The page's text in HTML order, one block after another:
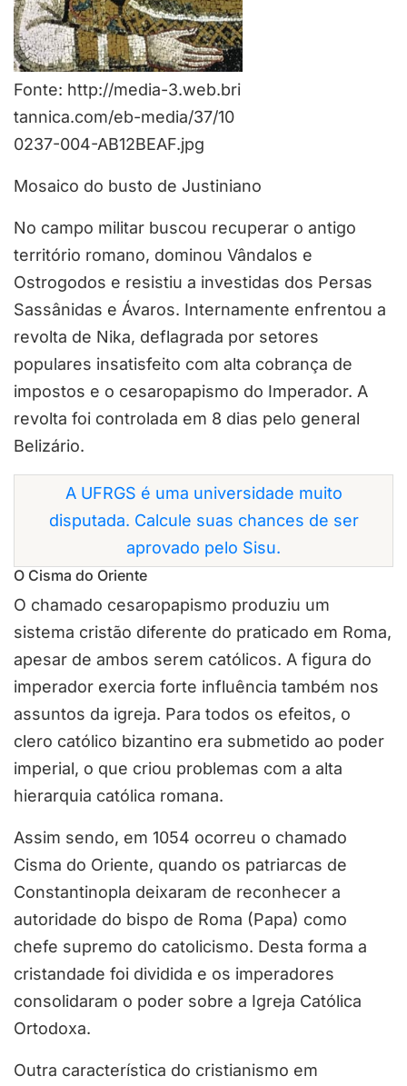
Fonte: http://media-3.web.bri
tannica.com/eb-media/37/10
0237-004-AB12BEAF.jpg
Mosaico do busto de Justiniano
No campo militar buscou recuperar o antigo
território romano, dominou Vândalos e
Ostrogodos e resistiu a investidas dos Persas
Sassânidas e Ávaros. Internamente enfrentou a
revolta de Nika, deflagrada por setores
populares insatisfeito com alta cobrança de
impostos e o cesaropapismo do Imperador. A
revolta foi controlada em 8 dias pelo general
Belizário.
A UFRGS é uma universidade muito
disputada. Calcule suas chances de ser
aprovado pelo Sisu.
O Cisma do Oriente
O chamado cesaropapismo produziu um
sistema cristão diferente do praticado em Roma,
apesar de ambos serem católicos. A figura do
imperador exercia forte influência também nos
assuntos da igreja. Para todos os efeitos, o
clero católico bizantino era submetido ao poder
imperial, o que criou problemas com a alta
hierarquia católica romana.
Assim sendo, em 1054 ocorreu o chamado
Cisma do Oriente, quando os patriarcas de
Constantinopla deixaram de reconhecer a
autoridade do bispo de Roma (Papa) como
chefe supremo do catolicismo. Desta forma a
cristandade foi dividida e os imperadores
consolidaram o poder sobre a Igreja Católica
Ortodoxa.
Outra característica do cristianismo em